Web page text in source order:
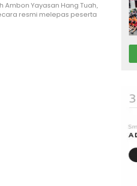
Ambon Yayasan Hang Tuah,
resmi melepas peserta